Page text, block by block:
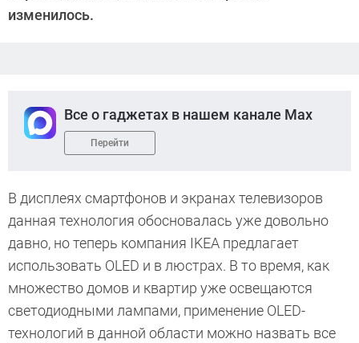
изменилось.
Все о гаджетах в нашем канале Max
Перейти
В дисплеях смартфонов и экранах телевизоров
данная технология обосновалась уже довольно
давно, но теперь компания IKEA предлагает
использовать OLED и в люстрах. В то время, как
множество домов и квартир уже освещаются
светодиодными лампами, применение OLED-
технологий в данной области можно назвать все